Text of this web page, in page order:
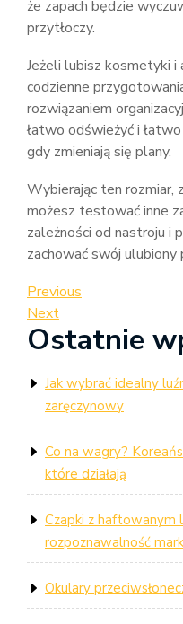
że zapach będzie
przytłoczy.
Jeżeli lubisz kosmetyki i
codzienne
rozwiązaniem
łatwo odświeżyć i
gdy zmieniają się plany.
Wybierając ten rozmiar,
możesz testować inne
zależności od nastroju i
zachować swój ulubiony
Nawigacja
wpisu
Previous
Post
Previous
Next
Post
Next
Ostatnie
Jak wybrać idealny
zaręczynowy
Co na wagry?
które działają
Czapki z
rozpoznawalność
Okulary